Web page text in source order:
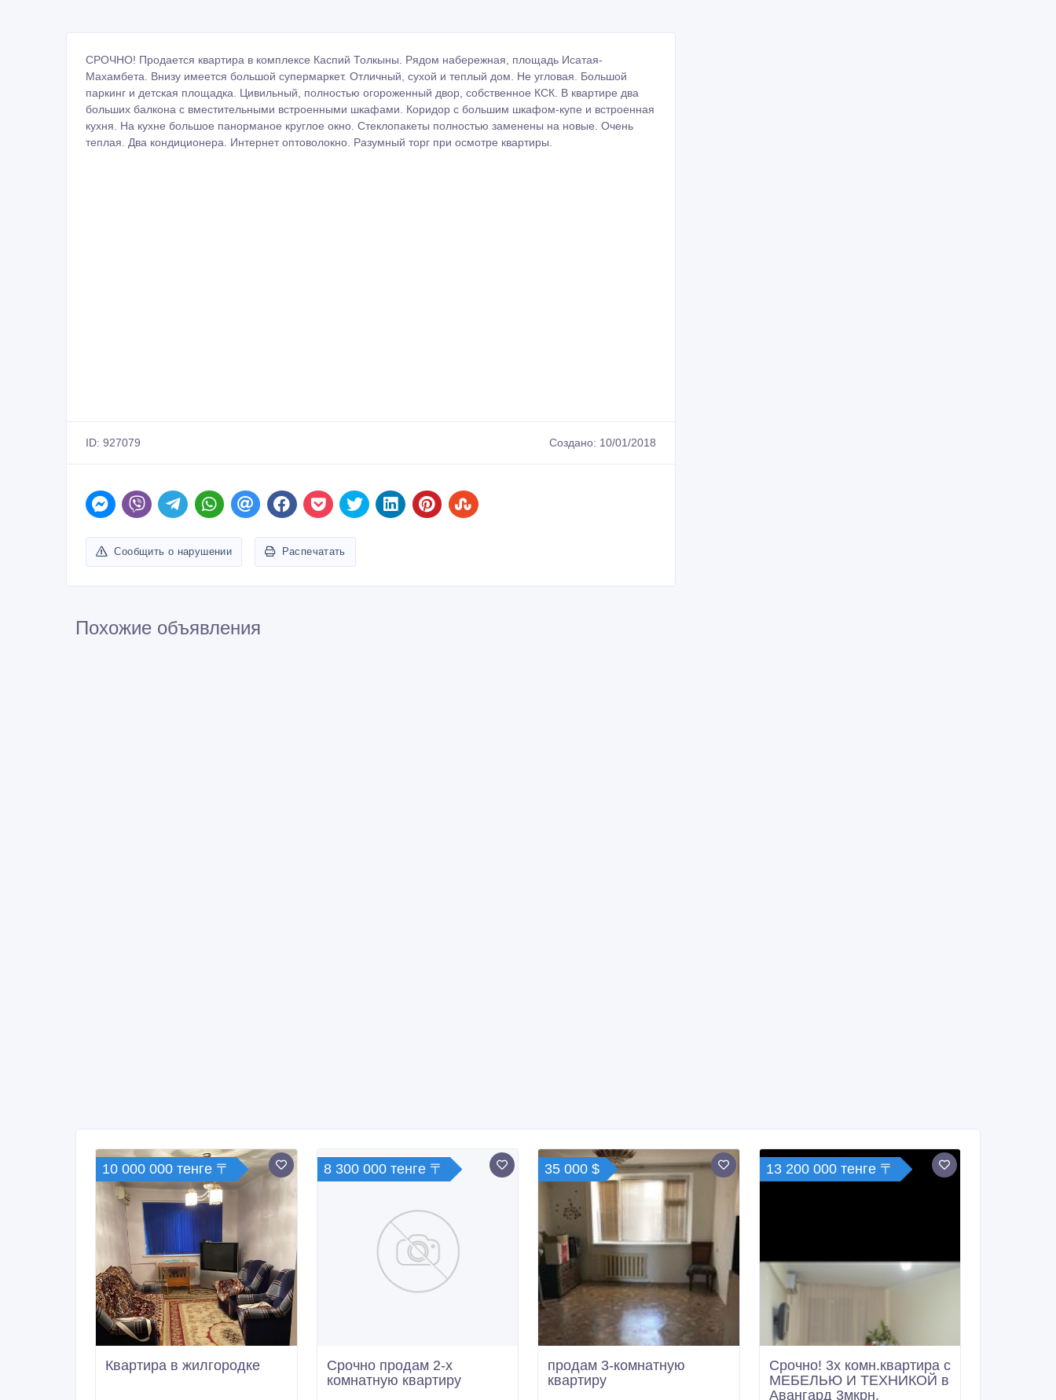
СРОЧНО! Продается квартира в комплексе Каспий Толкыны. Рядом набережная, площадь Исатая-
Махамбета. Внизу имеется большой супермаркет. Отличный, сухой и теплый дом. Не угловая. Большой
паркинг и детская площадка. Цивильный, полностью огороженный двор, собственное КСК. В квартире два
больших балкона с вместительными встроенными шкафами. Коридор с большим шкафом-купе и встроенная
кухня. На кухне большое панорманое круглое окно. Стеклопакеты полностью заменены на новые. Очень
теплая. Два кондиционера. Интернет оптоволокно. Разумный торг при осмотре квартиры.
ID: 927079 Создано: 10/01/2018
Сообщить о нарушении Распечатать
Похожие объявления
10 000 000 тенге 〒
Квартира в жилгородке
8 300 000 тенге 〒
Срочно продам 2-х
комнатную квартиру
35 000 $
продам 3-комнатную
квартиру
13 200 000 тенге 〒
Срочно! 3х комн.квартира с
МЕБЕЛЬЮ И ТЕХНИКОЙ в
Авангард 3мкрн.